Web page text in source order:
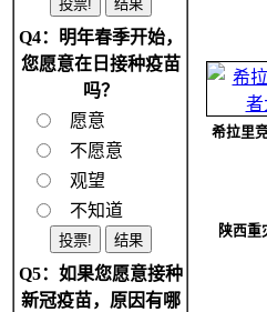
Q4：明年春季开始，
您愿意在日接种疫苗
吗？
愿意
不愿意
观望
不知道
Q5：如果您愿意接种
新冠疫苗，原因有哪
希拉里
陕西重